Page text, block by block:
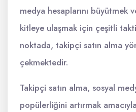
medya hesaplarını büyütmek
kitleye ulaşmak için çeşitli
noktada, takipçi satın alma
çekmektedir.
Takipçi satın alma, sosyal
popülerliğini artırmak